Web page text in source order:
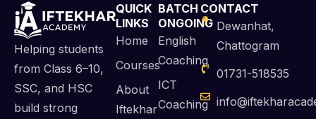
Helping students
from Class 6–10,
SSC, and HSC
build strong
QUICK
LINKS
Home
Courses
About
Iftekhar
BATCH
ONGOING
English
Coaching
ICT
Coaching
CONTACT
Dewanhat,
Chattogram
01731-518535